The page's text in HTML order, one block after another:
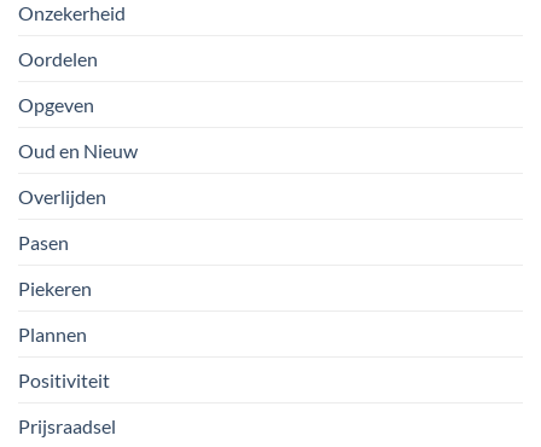
Onzekerheid
Oordelen
Opgeven
Oud en Nieuw
Overlijden
Pasen
Piekeren
Plannen
Positiviteit
Prijsraadsel